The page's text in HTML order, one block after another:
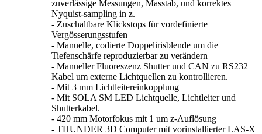
zuverlässige Messungen, Masstab, und korrektes
Nyquist-sampling in z.
- Zuschaltbare Klickstops für vordefinierte
Vergösserungsstufen
- Manuelle, codierte Doppelirisblende um die
Tiefenschärfe reproduzierbar zu verändern
- Manueller Fluoreszenz Shutter und CAN zu RS232
Kabel um externe Lichtquellen zu kontrollieren.
- Mit 3 mm Lichtleitereinkopplung
- Mit SOLA SM LED Lichtquelle, Lichtleiter und
Shutterkabel.
- 420 mm Motorfokus mit 1 um z-Auflösung
- THUNDER 3D Computer mit vorinstallierter LAS-X